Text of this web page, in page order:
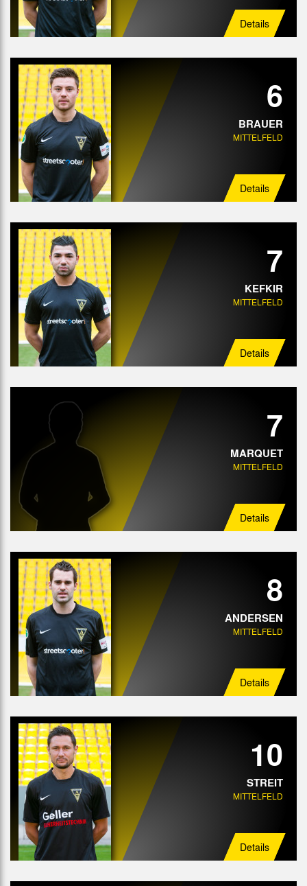
Details
6
BRAUER
MITTELFELD
Details
7
KEFKIR
MITTELFELD
Details
7
MARQUET
MITTELFELD
Details
8
ANDERSEN
MITTELFELD
Details
10
STREIT
MITTELFELD
Details